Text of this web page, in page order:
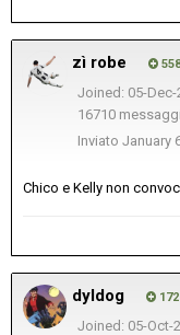
zì robe
Joined: 05-Dec-
16710 messaggi
Inviato January
Chico e Kelly non
dyldog
Joined: 05-Oct-